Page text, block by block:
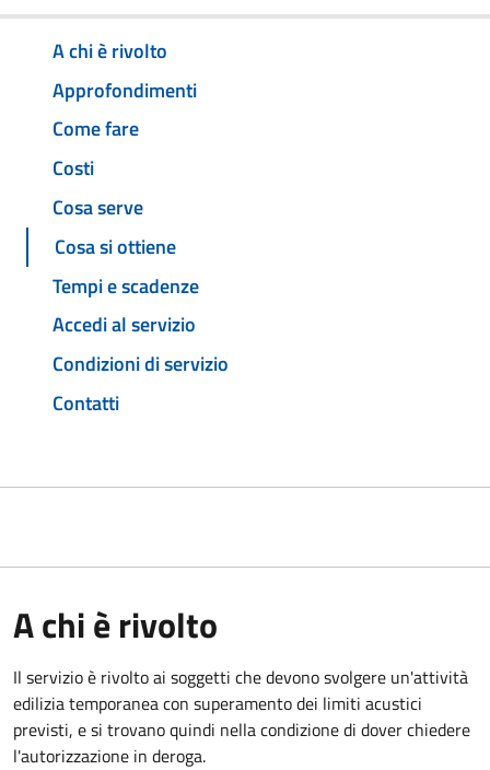
A chi è rivolto
Approfondimenti
Come fare
Costi
Cosa serve
Cosa si ottiene
Tempi e scadenze
Accedi al servizio
Condizioni di servizio
Contatti
A chi è rivolto
Il servizio è rivolto ai soggetti che devono svolgere un'attività
edilizia temporanea con superamento dei limiti acustici
previsti, e si trovano quindi nella condizione di dover chiedere
l'autorizzazione in deroga.